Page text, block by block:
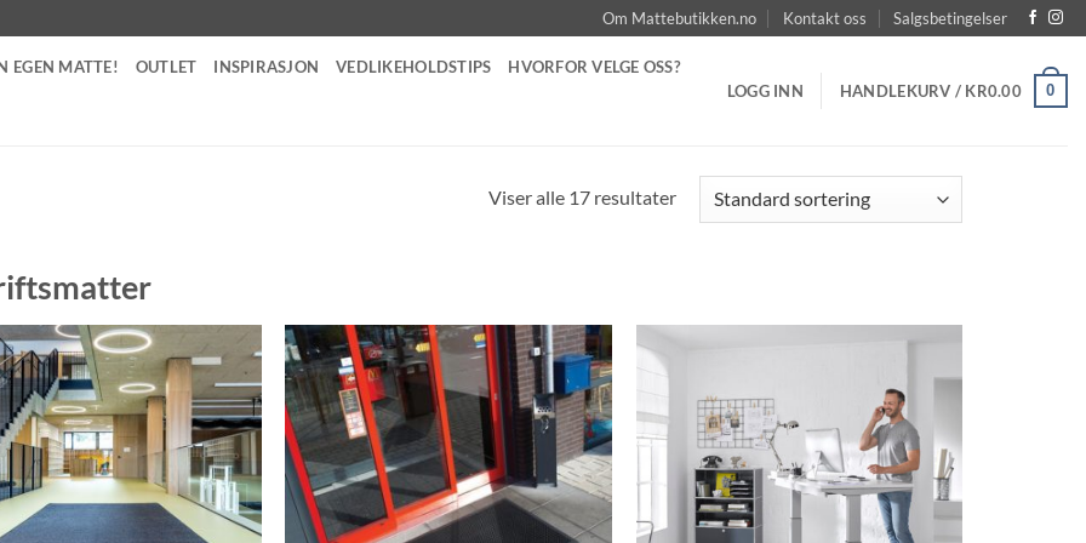
Om Mattebutikken.no Kontakt oss Salgsbetingelser
EGEN MATTE! OUTLET INSPIRASJON VEDLIKEHOLDSTIPS
HVORFOR VELGE OSS?
LOGG INN
HANDLEKURV / KR0.00 0
Viser alle 17 resultater